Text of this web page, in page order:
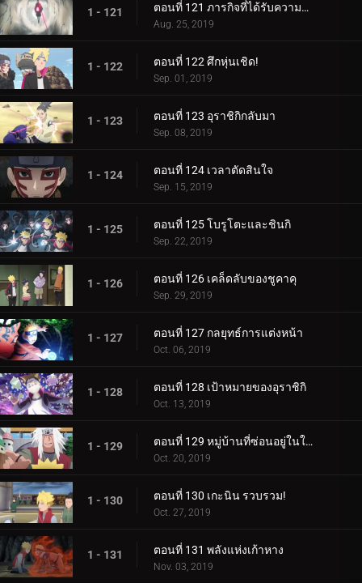
1 - 121 ตอนที่ 121 ภารกิจที่ได้รับความไว้วางใจ: ปกป้อง One Tails!
Aug. 25, 2019
1 - 122 ตอนที่ 122 ศึกหุ่นเชิด!
Sep. 01, 2019
1 - 123 ตอนที่ 123 อุราชิกิกลับมา
Sep. 08, 2019
1 - 124 ตอนที่ 124 เวลาตัดสินใจ
Sep. 15, 2019
1 - 125 ตอนที่ 125 โบรูโตะและชินกิ
Sep. 22, 2019
1 - 126 ตอนที่ 126 เคล็ดลับของชูคาคุ
Sep. 29, 2019
1 - 127 ตอนที่ 127 กลยุทธ์การแต่งหน้า
Oct. 06, 2019
1 - 128 ตอนที่ 128 เป้าหมายของอุราชิกิ
Oct. 13, 2019
1 - 129 ตอนที่ 129 หมู่บ้านที่ซ่อนอยู่ในใบไม้
Oct. 20, 2019
1 - 130 ตอนที่ 130 เกะนิน รวบรวม!
Oct. 27, 2019
1 - 131 ตอนที่ 131 พลังแห่งเก้าหาง
Nov. 03, 2019